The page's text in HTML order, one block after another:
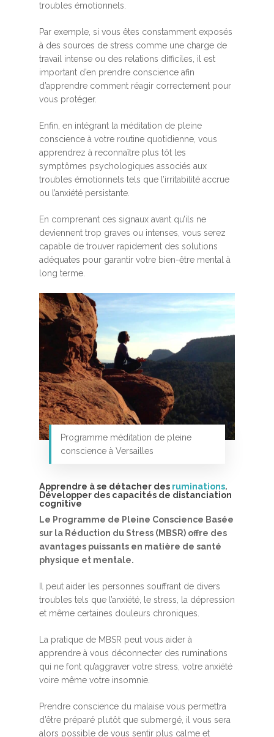
troubles émotionnels.
Par exemple, si vous êtes constamment exposés
à des sources de stress comme une charge de
travail intense ou des relations difficiles, il est
important d’en prendre conscience afin
d’apprendre comment réagir correctement pour
vous protéger.
Enfin, en intégrant la méditation de pleine
conscience à votre routine quotidienne, vous
apprendrez à reconnaître plus tôt les
symptômes psychologiques associés aux
troubles émotionnels tels que l’irritabilité accrue
ou l’anxiété persistante.
En comprenant ces signaux avant qu’ils ne
deviennent trop graves ou intenses, vous serez
capable de trouver rapidement des solutions
adéquates pour garantir votre bien-être mental à
long terme.
Programme méditation de pleine
conscience à Versailles
Apprendre à se détacher des ruminations.
Développer des capacités de distanciation
cognitive
Le Programme de Pleine Conscience Basée
sur la Réduction du Stress (MBSR) offre des
avantages puissants en matière de santé
physique et mentale.
Il peut aider les personnes souffrant de divers
troubles tels que l’anxiété, le stress, la dépression
et même certaines douleurs chroniques.
La pratique de MBSR peut vous aider à
apprendre à vous déconnecter des ruminations
qui ne font qu’aggraver votre stress, votre anxiété
voire même votre insomnie.
Prendre conscience du malaise vous permettra
d’être préparé plutôt que submergé, il vous sera
alors possible de vous sentir plus calme et
MBSR, MSC &
Méditation
MBSR
Stage de méditation
Retraite de pleine
Thérapie :
Somatic
Somatic Experiencing
Thérapie
Entreprise
Programmes
Développement